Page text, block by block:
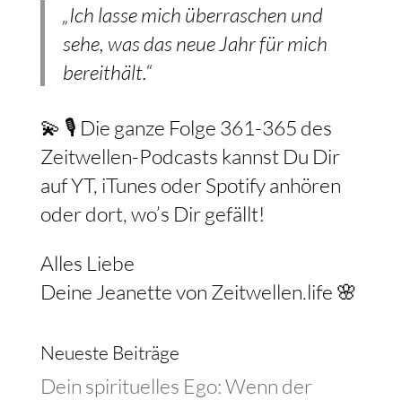
„Ich lasse mich überraschen und
sehe, was das neue Jahr für mich
bereithält.“
💫 🎙️ Die ganze Folge 361-365 des
Zeitwellen-Podcasts kannst Du Dir
auf YT, iTunes oder Spotify anhören
oder dort, wo’s Dir gefällt!
Alles Liebe
Deine Jeanette von Zeitwellen.life 🌸
Neueste Beiträge
Dein spirituelles Ego: Wenn der